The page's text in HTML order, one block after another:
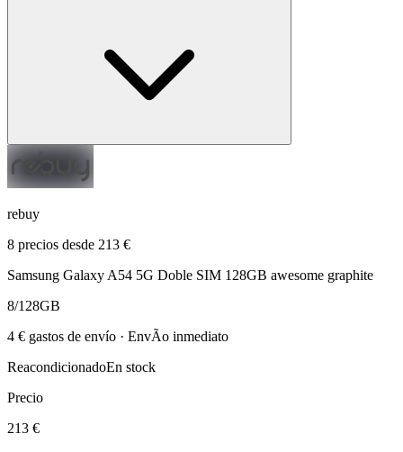
rebuy
8 precios desde 213 €
Samsung Galaxy A54 5G Doble SIM 128GB awesome graphite
8/128GB
4 € gastos de envío · EnvÃ­o inmediato
ReacondicionadoEn stock
Precio
213 €